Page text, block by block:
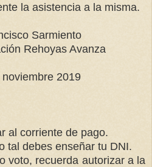
la asistencia a la misma.
Sarmiento
Rehoyas Avanza
2019
al corriente de pago.
tal debes enseñar tu DNI.
voto, recuerda autorizar a la